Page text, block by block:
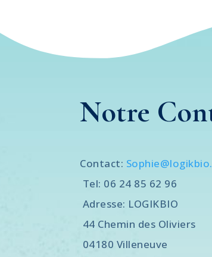
Notre
Contact:
Tel: 06
44
04180 Villeneuve